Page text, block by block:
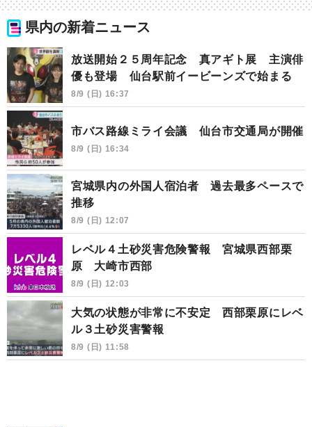
県内の新着ニュース
放送開始２５周年記念 真アギト展 主演俳
優も登場 仙台駅前イービーンズで始まる
8/9 (日) 16:37
市バス路線ミライ会議 仙台市交通局が開催
8/9 (日) 16:34
宮城県内の外国人宿泊者 過去最多ペースで
推移
8/9 (日) 12:07
レベル４土砂災害危険警報 宮城県西部栗
原 大崎市西部
8/9 (日) 12:03
大気の状態が非常に不安定 西部栗原にレベ
ル３土砂災害警報
8/9 (日) 11:58